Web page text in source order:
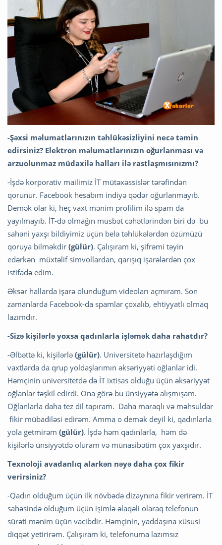
-Şəxsi məlumatlarınızın təhlükəsizliyini necə təmin
edirsiniz? Elektron məlumatlarınızın oğurlanması və
arzuolunmaz müdaxilə halları ilə rastlaşmısınızmı?
-İşdə korporativ mailimiz İT mütəxəssislər tərəfindən
qorunur. Facebook hesabım indiyə qədər oğurlanmayıb.
Demək olar ki, heç vaxt mənim profilim ilə spam da
yayılmayıb. İT-də olmağın müsbət cəhətlərindən biri də bu
sahəni yaxşı bildiyimiz üçün belə təhlükələrdən özümüzü
qoruya bilməkdir (gülür). Çalışıram ki, şifrəmi təyin
edərkən müxtəlif simvollardan, qarışıq işarələrdən çox
istifadə edim.
Əksər hallarda işarə olunduğum videoları açmıram. Son
zamanlarda Facebook-da spamlar çoxalıb, ehtiyyatlı olmaq
lazımdır.
-Sizə kişilərlə yoxsa qadınlarla işləmək daha rahatdır?
-Əlbəttə ki, kişilərlə (gülür). Universitetə hazırlaşdığım
vaxtlarda da qrup yoldaşlarımın əksəriyyəti oğlanlar idi.
Həmçinin universitetdə də İT ixtisas olduğu üçün əksəriyyət
oğlanlar təşkil edirdi. Ona görə bu ünsiyyətə alışmışam.
Oğlanlarla daha tez dil tapıram. Daha maraqlı və məhsuldar
fikir mübadiləsi edirəm. Amma o demək deyil ki, qadınlarla
yola getmirəm (gülür). İşdə həm qadınlarla, həm də
kişilərlə ünsiyyətdə oluram və münasibətim çox yaxşıdır.
Texnoloji avadanlıq alarkən nəyə daha çox fikir
verirsiniz?
-Qadın olduğum üçün ilk növbədə dizaynına fikir verirəm. İT
sahəsində olduğum üçün işimlə əlaqəli olaraq telefonun
sürəti mənim üçün vacibdir. Həmçinin, yaddaşına xüsusi
diqqət yetirirəm. Çalışıram ki, telefonuma lazımsız